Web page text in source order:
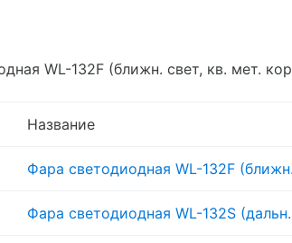
WL-132F (ближн. свет, кв. мет.
Название
Фара светодиодная WL-132F
Фара светодиодная WL-132S